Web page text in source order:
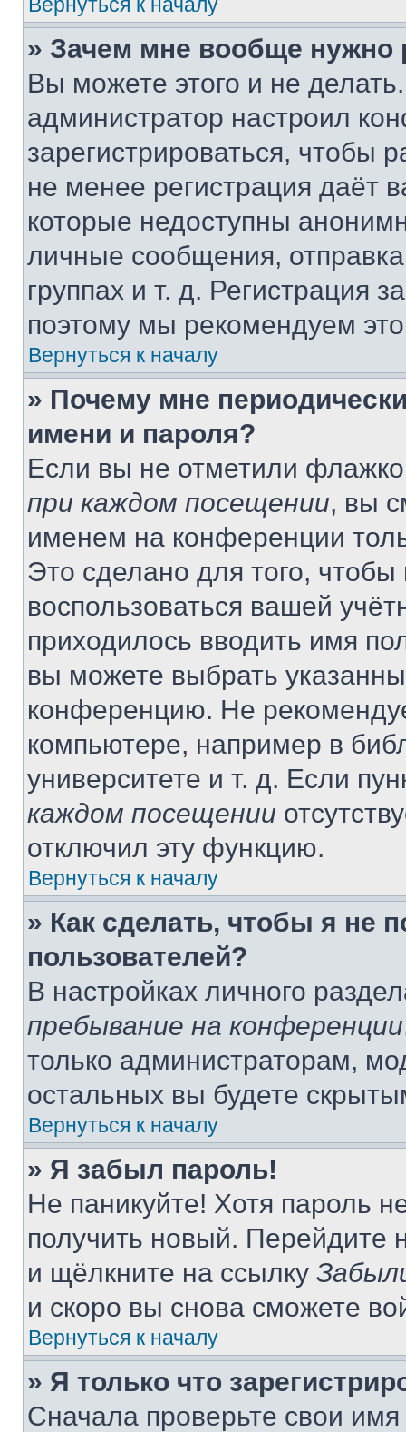
» Зачем мне вообще нужно
Вы можете этого и не
администратор настроил
зарегистрироваться, чтобы
не менее регистрация даёт
которые недоступны
личные сообщения,
группах и т. д. Регистрация
поэтому мы рекомендуем
Вернуться к началу
» Почему мне
имени и пароля?
Если вы не отметили
при каждом посещении, вы
именем на конференции
Это сделано для того, чтобы
воспользоваться вашей
приходилось вводить имя
вы можете выбрать
конференцию. Не
компьютере, например в
университете и т. д. Если
каждом посещении
отключил эту функцию.
Вернуться к началу
» Как сделать, чтобы я не
пользователей?
В настройках личного
пребывание на конференции
только администраторам,
остальных вы будете
Вернуться к началу
» Я забыл пароль!
Не паникуйте! Хотя пароль
получить новый. Перейдите
и щёлкните на ссылку
и скоро вы снова сможете
Вернуться к началу
» Я только что
Сначала проверьте свои